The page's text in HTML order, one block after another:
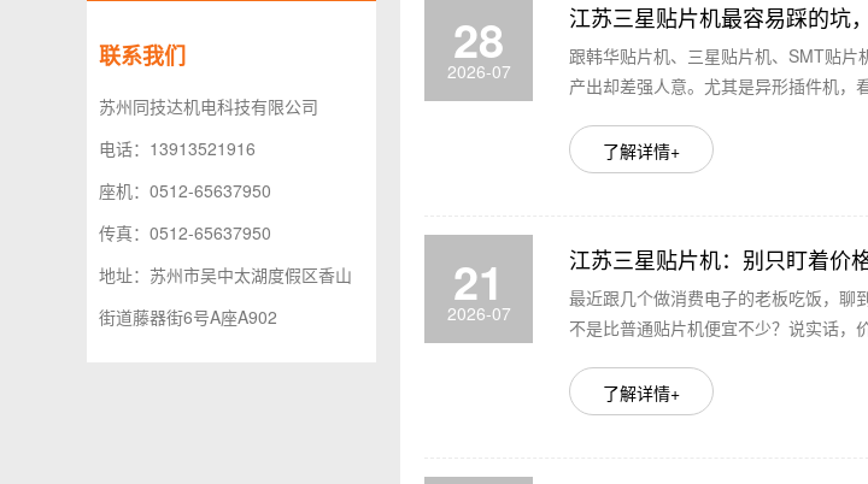
联系我们
苏州同技达机电科技有限公司
电话：13913521916
座机：0512-65637950
传真：0512-65637950
地址：苏州市吴中太湖度假区香山
街道藤器街6号A座A902
28
2026-07
江苏三星贴片机最容易踩的坑
跟韩华贴片机、三星贴片机、SMT贴
产出却差强人意。尤其是异形插件机，
了解详情+
21
2026-07
江苏三星贴片机：别只盯着价
最近跟几个做消费电子的老板吃饭，聊
不是比普通贴片机便宜不少？说实话，
了解详情+